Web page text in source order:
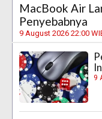
MacBook Air
Penyebabnya
9 August 2026 22:00
9